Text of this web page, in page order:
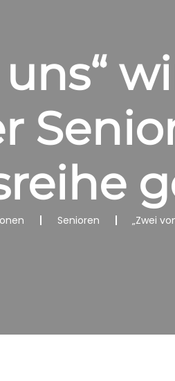
Senioren „Zwei